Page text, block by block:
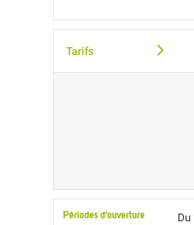
Tarifs
Périodes d'ouverture Du